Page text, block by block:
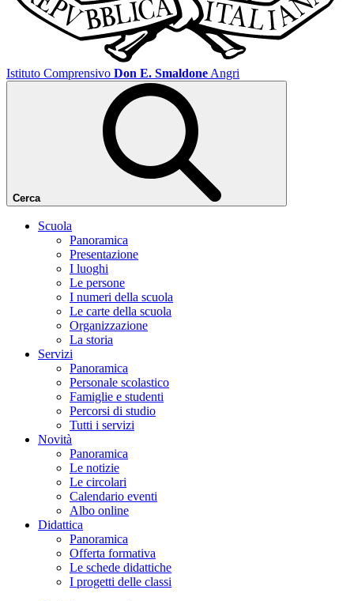
Istituto Comprensivo Don E. Smaldone Angri
Cerca
Scuola
Panoramica
Presentazione
I luoghi
Le persone
I numeri della scuola
Le carte della scuola
Organizzazione
La storia
Servizi
Panoramica
Personale scolastico
Famiglie e studenti
Percorsi di studio
Tutti i servizi
Novità
Panoramica
Le notizie
Le circolari
Calendario eventi
Albo online
Didattica
Panoramica
Offerta formativa
Le schede didattiche
I progetti delle classi